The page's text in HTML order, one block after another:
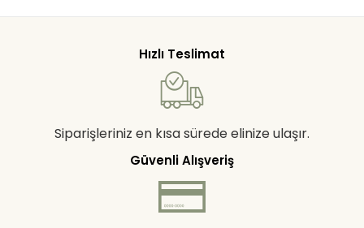
Hızlı Teslimat
Siparişleriniz en kısa sürede elinize ulaşır.
Güvenli Alışveriş